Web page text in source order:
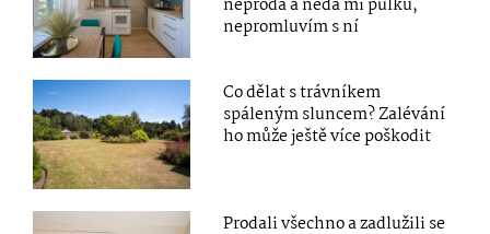
nepromluvím s ní
Co dělat s trávníkem
spáleným sluncem? Zalévání
ho může ještě více poškodit
Prodali všechno a zadlužili se